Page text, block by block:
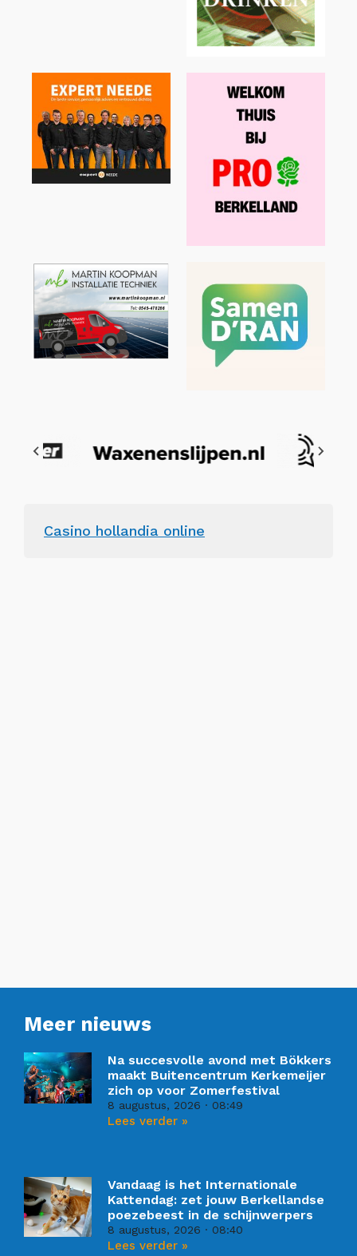
Casino hollandia online
Meer nieuws
Na succesvolle avond met Bökkers
maakt Buitencentrum Kerkemeijer
zich op voor Zomerfestival
8 augustus, 2026 08:49
Lees verder »
Vandaag is het Internationale
Kattendag: zet jouw Berkellandse
poezebeest in de schijnwerpers
8 augustus, 2026 08:40
Lees verder »